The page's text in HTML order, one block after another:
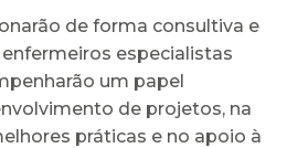
de forma consultiva e
especialistas
um papel
de projetos, na
práticas e no apoio à